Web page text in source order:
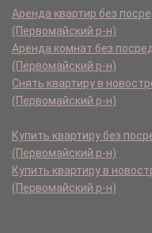
Аренда квартир без
(Первомайский р-н)
Аренда комнат без
(Первомайский р-н)
Снять квартиру в
(Первомайский р-н)
Купить квартиру без
(Первомайский р-н)
Купить квартиру в
(Первомайский р-н)